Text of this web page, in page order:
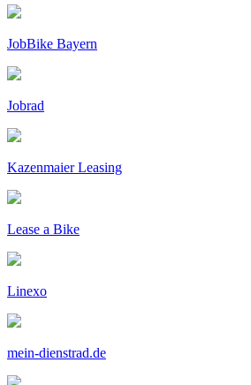
JobBike Bayern
Jobrad
Kazenmaier Leasing
Lease a Bike
Linexo
mein-dienstrad.de